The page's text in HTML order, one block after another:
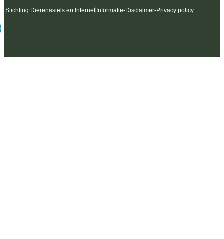
Stichting Dierenasiels en Internet Informatie-Disclaimer-Privacy policy